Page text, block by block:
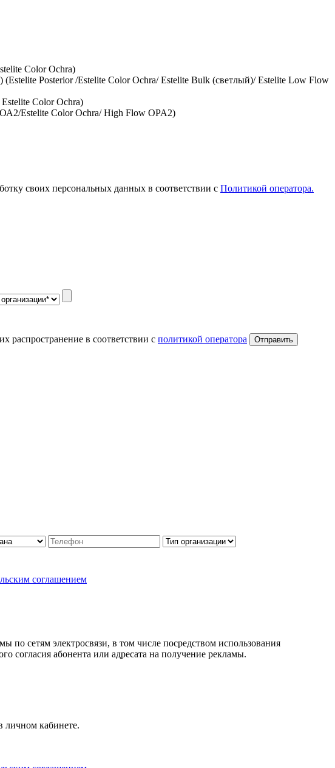
Color Ochra)
Posterior /Estelite Color Ochra/ Estelite Bulk (светлый)/ Estelite Low Flow
Color Ochra)
Estelite Color Ochra/ Нigh Flow OPA2)
своих персональных данных в соответствии с Политикой оператора.
распространение в соответствии с политикой оператора Отправить
соглашением
по сетям электросвязи, в том числе посредством использования
согласия абонента или адресата на получение рекламы.
личном кабинете.